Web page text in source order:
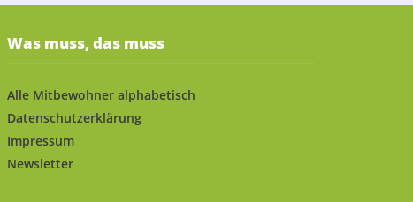
Was muss, das muss
Alle Mitbewohner alphabetisch
Datenschutzerklärung
Impressum
Newsletter